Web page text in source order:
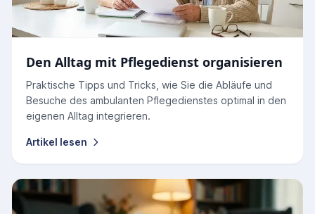
Den Alltag mit Pflegedienst organisieren
Praktische Tipps und Tricks, wie Sie die Abläufe und
Besuche des ambulanten Pflegedienstes optimal in den
eigenen Alltag integrieren.
Artikel lesen